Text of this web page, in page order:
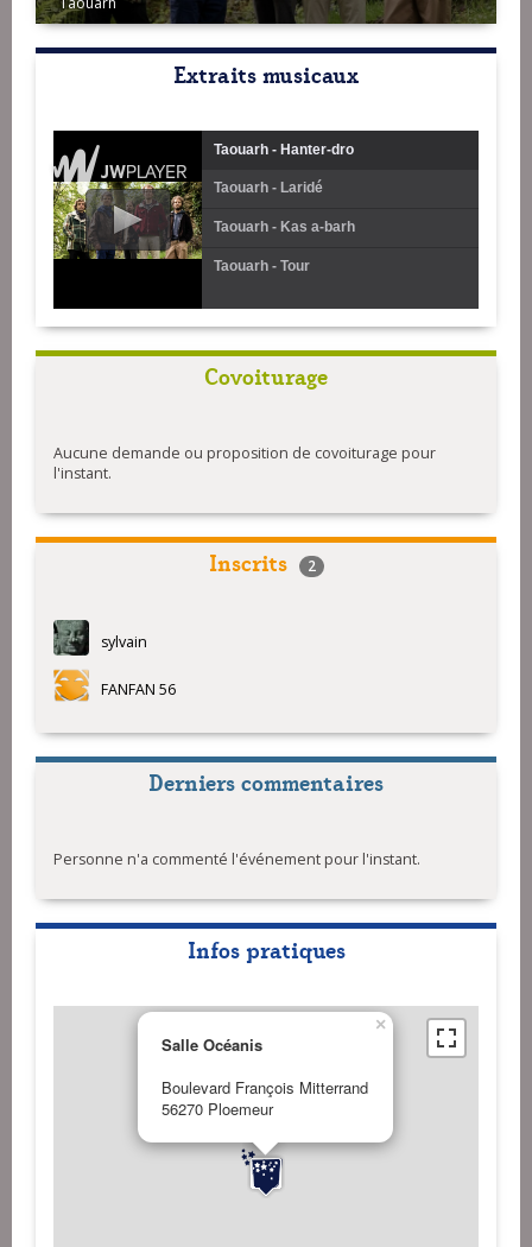
Extraits musicaux
Taouarh - Hanter-dro
Taouarh - Laridé
Taouarh - Kas a-barh
Taouarh - Tour
Covoiturage
Aucune demande ou proposition de covoiturage pour
l'instant.
Inscrits 2
sylvain
FANFAN 56
Derniers commentaires
Personne n'a commenté l'événement pour l'instant.
Infos pratiques
Salle Océanis
Boulevard François Mitterrand
56270 Ploemeur
×